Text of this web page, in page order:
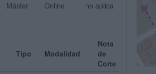
Máster Online no aplica
Tipo Modalidad
Nota
de
Corte